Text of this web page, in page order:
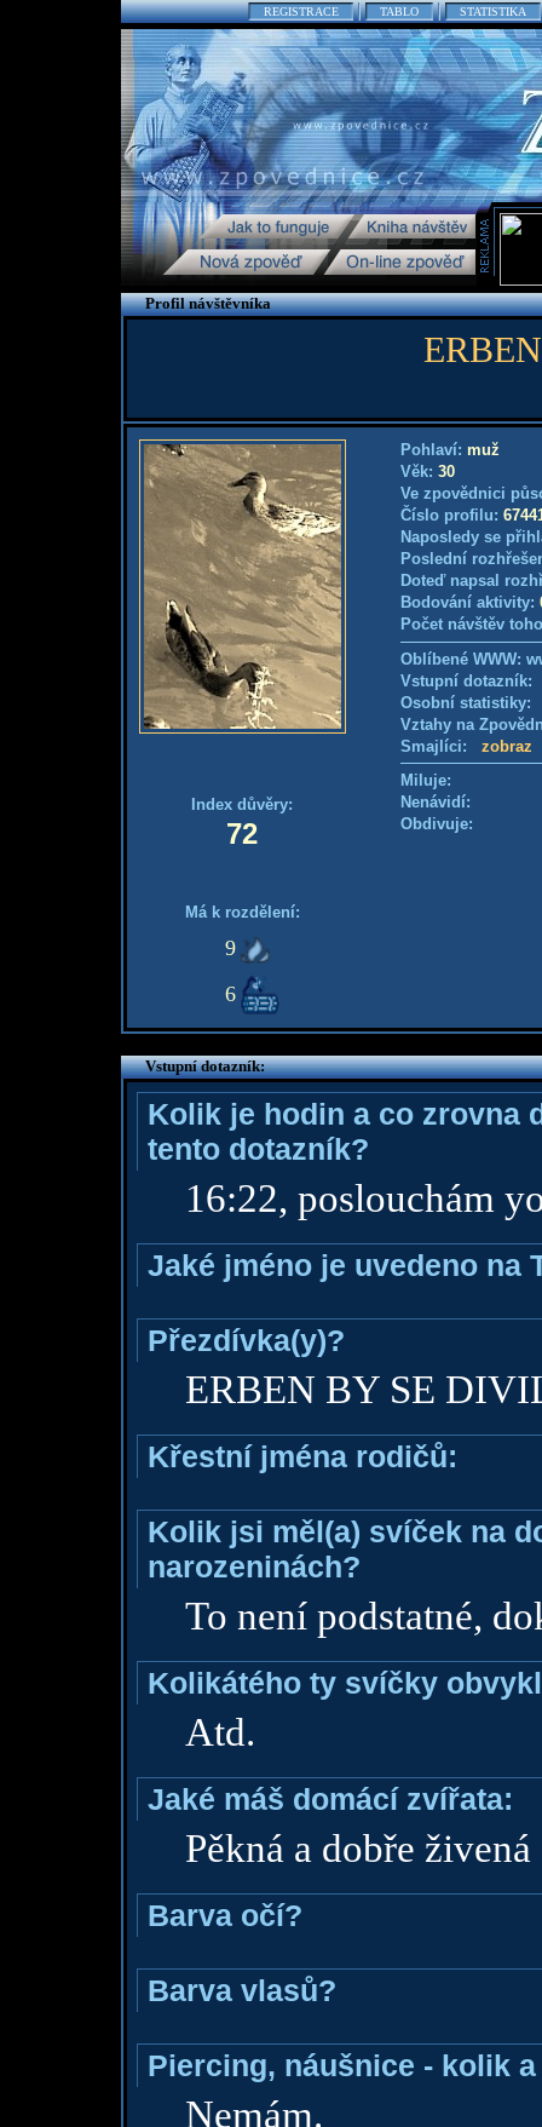
REGISTRACE TABLO STATISTIKA
Profil návštěvníka
Index důvěry:
72
Má k rozdělení:
9
6
Pohlaví: muž
Věk: 30
Ve zpovědnici
Číslo profilu:
Naposledy se
Poslední
Doteď napsal
Bodování aktivity:
Počet návštěv
Oblíbené WWW:
Vstupní
Osobní
Vztahy na
Smajlíci: zobraz
Miluje:
Nenávidí:
Obdivuje:
Vstupní dotazník:
Kolik je hodin a co zrovna
tento dotazník?
16:22, poslouchám
Jaké jméno je uvedeno na
Přezdívka(y)?
ERBEN BY SE
Křestní jména rodičů:
Kolik jsi měl(a) svíček na
narozeninách?
To není podstatné,
Kolikátého ty svíčky
Atd.
Jaké máš domácí zvířata:
Pěkná a dobře
Barva očí?
Barva vlasů?
Piercing, náušnice - kolik
Nemám.